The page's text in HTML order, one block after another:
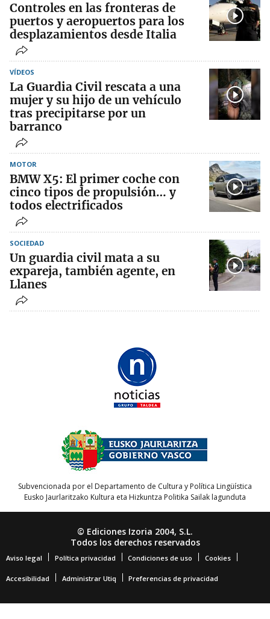
Controles en las fronteras de
puertos y aeropuertos para los
desplazamientos desde Italia
VÍDEOS
La Guardia Civil rescata a una
mujer y su hijo de un vehículo
tras precipitarse por un
barranco
MOTOR
BMW X5: El primer coche con
cinco tipos de propulsión… y
todos electrificados
SOCIEDAD
Un guardia civil mata a su
expareja, también agente, en
Llanes
Subvencionada por el Departamento de Cultura y Política Lingüística
Eusko Jaurlaritzako Kultura eta Hizkuntza Politika Sailak lagunduta
© Ediciones Izoria 2004, S.L.
Todos los derechos reservados
Aviso legal Política privacidad Condiciones de uso Cookies
Accesibilidad Administrar Utiq Preferencias de privacidad